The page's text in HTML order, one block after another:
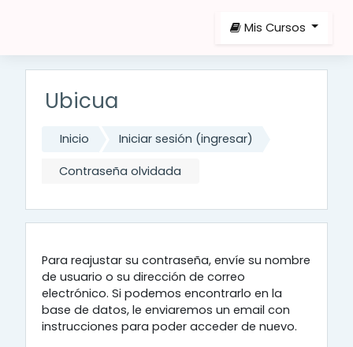
Mis Cursos
Ubicua
Inicio Iniciar sesión (ingresar)
Contraseña olvidada
Para reajustar su contraseña, envíe su nombre
de usuario o su dirección de correo
electrónico. Si podemos encontrarlo en la
base de datos, le enviaremos un email con
instrucciones para poder acceder de nuevo.